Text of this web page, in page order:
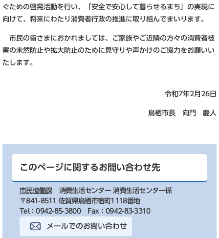
ぐための啓発活動を行い、「安全で安心して暮らせるまち」の実現に
向けて、将来にわたり消費者行政の推進に取り組んでまいります。
市民の皆さまにおかれましては、ご家族やご近隣の方々の消費者被
害の未然防止や拡大防止のために見守りや声かけのご協力をお願いい
たします。
令和7年2月26日
鳥栖市長 向門 慶人
このページに関するお問い合わせ先
市民協働課
消費生活センター 消費生活センター係
〒841-8511 佐賀県鳥栖市宿町1118番地
Tel：0942-85-3800
Fax：0942-83-3310
メールでのお問い合わせ